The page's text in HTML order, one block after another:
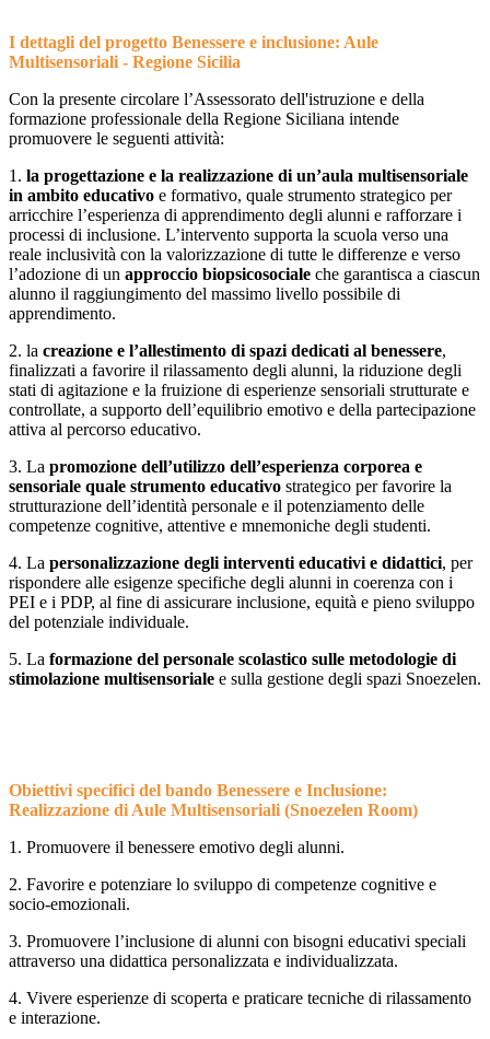
I dettagli del progetto Benessere e inclusione: Aule
Multisensoriali - Regione Sicilia
Con la presente circolare l’Assessorato dell'istruzione e della
formazione professionale della Regione Siciliana intende
promuovere le seguenti attività:
1. la progettazione e la realizzazione di un’aula multisensoriale
in ambito educativo e formativo, quale strumento strategico per
arricchire l’esperienza di apprendimento degli alunni e rafforzare i
processi di inclusione. L’intervento supporta la scuola verso una
reale inclusività con la valorizzazione di tutte le differenze e verso
l’adozione di un approccio biopsicosociale che garantisca a ciascun
alunno il raggiungimento del massimo livello possibile di
apprendimento.
2. la creazione e l’allestimento di spazi dedicati al benessere,
finalizzati a favorire il rilassamento degli alunni, la riduzione degli
stati di agitazione e la fruizione di esperienze sensoriali strutturate e
controllate, a supporto dell’equilibrio emotivo e della partecipazione
attiva al percorso educativo.
3. La promozione dell’utilizzo dell’esperienza corporea e
sensoriale quale strumento educativo strategico per favorire la
strutturazione dell’identità personale e il potenziamento delle
competenze cognitive, attentive e mnemoniche degli studenti.
4. La personalizzazione degli interventi educativi e didattici, per
rispondere alle esigenze specifiche degli alunni in coerenza con i
PEI e i PDP, al fine di assicurare inclusione, equità e pieno sviluppo
del potenziale individuale.
5. La formazione del personale scolastico sulle metodologie di
stimolazione multisensoriale e sulla gestione degli spazi Snoezelen.
Obiettivi specifici del bando Benessere e Inclusione:
Realizzazione di Aule Multisensoriali (Snoezelen Room)
1. Promuovere il benessere emotivo degli alunni.
2. Favorire e potenziare lo sviluppo di competenze cognitive e
socio-emozionali.
3. Promuovere l’inclusione di alunni con bisogni educativi speciali
attraverso una didattica personalizzata e individualizzata.
4. Vivere esperienze di scoperta e praticare tecniche di rilassamento
e interazione.